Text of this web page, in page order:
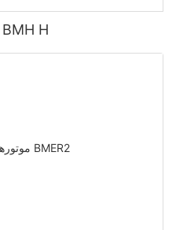
پورت روغن موتور هیدرولیک BMH H